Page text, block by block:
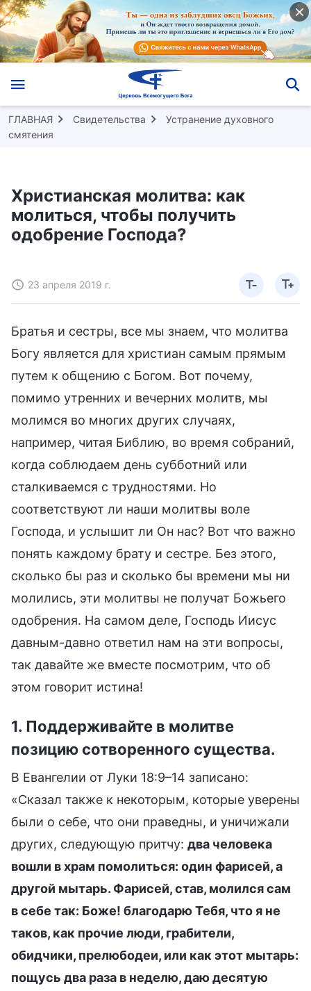
ГЛАВНАЯ Свидетельства
Устранение духовного
смятения
Христианская молитва: как
молиться, чтобы получить
одобрение Господа?
23 апреля 2019 г.
Братья и сестры, все мы знаем, что молитва
Богу является для христиан самым прямым
путем к общению с Богом. Вот почему,
помимо утренних и вечерних молитв, мы
молимся во многих других случаях,
например, читая Библию, во время собраний,
когда соблюдаем день субботний или
сталкиваемся с трудностями. Но
соответствуют ли наши молитвы воле
Господа, и услышит ли Он нас? Вот что важно
понять каждому брату и сестре. Без этого,
сколько бы раз и сколько бы времени мы ни
молились, эти молитвы не получат Божьего
одобрения. На самом деле, Господь Иисус
давным-давно ответил нам на эти вопросы,
так давайте же вместе посмотрим, что об
этом говорит истина!
1. Поддерживайте в молитве
позицию сотворенного существа.
В Евангелии от Луки 18:9–14 записано:
«Сказал также к некоторым, которые уверены
были о себе, что они праведны, и уничижали
других, следующую притчу: два человека
вошли в храм помолиться: один фарисей, а
другой мытарь. Фарисей, став, молился сам
в себе так: Боже! благодарю Тебя, что я не
таков, как прочие люди, грабители,
обидчики, прелюбодеи, или как этот мытарь:
пощусь два раза в неделю, даю десятую